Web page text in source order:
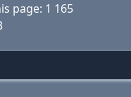
page: 1 165